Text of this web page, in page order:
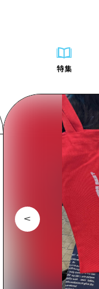
特集
サイクリング
ショッピン
スポーツ
ナイトライフ
世界遺産
モデルコース一覧
Dive! Hiroshima 公式
広島もしもトラベル
あたらしい非日常
お役立ち情報一覧
二次交通まとめ
施設の混雑状況の
お得な周遊チケット
手荷物預かり・配
界遺産
歴
自然
芸北
宮
山
HIROSHIMA FREE Wi-Fi
ボランティアガイド
ユニバーサルツーリズム